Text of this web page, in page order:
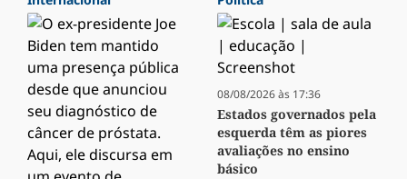
08/08/2026 às 17:36
Estados governados pela
esquerda têm as piores
avaliações no ensino
básico